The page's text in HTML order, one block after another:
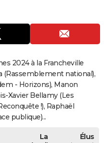
2024 à la Francheville
(Rassemblement national),
- Horizons), Manon
Xavier Bellamy (Les
!), Raphaël
publique)...
La
Élus